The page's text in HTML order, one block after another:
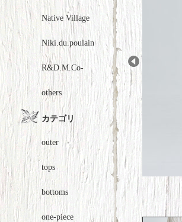
Native Village
Niki.du.poulain
R&D.M.Co-
others
カテゴリ
outer
tops
bottoms
one-piece
Prev